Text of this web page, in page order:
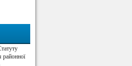
районної